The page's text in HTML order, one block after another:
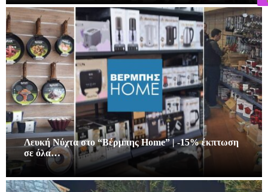
Λευκή Νύχτα στο “Βέρμπης Home” | -15% έκπτωση
σε όλα…